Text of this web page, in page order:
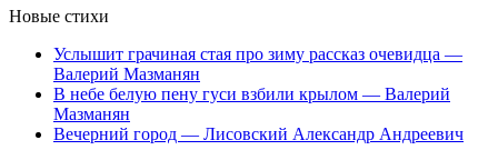
Новые стихи
Услышит грачиная стая про зиму рассказ очевидца —
Валерий Мазманян
В небе белую пену гуси взбили крылом — Валерий
Мазманян
Вечерний город — Лисовский Александр Андреевич